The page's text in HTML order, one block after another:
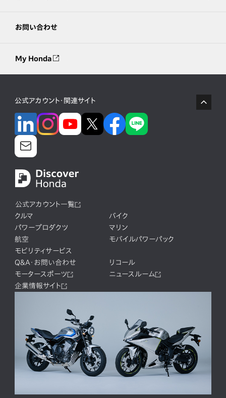
お問い合わせ
My Honda
公式アカウント・関連サイト
公式アカウント一覧
クルマ
バイク
パワープロダクツ
マリン
航空
モバイルパワーパック
モビリティサービス
Q&A・お問い合わせ
リコール
モータースポーツ
ニュースルーム
企業情報サイト